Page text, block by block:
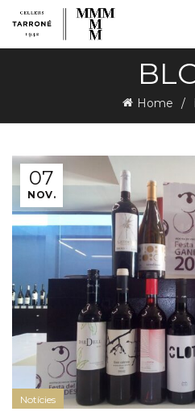
Home
07
NOV.
Notícies